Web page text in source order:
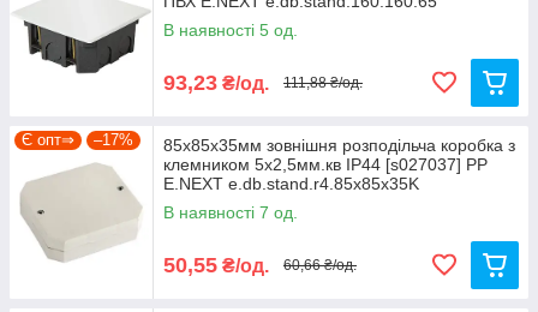
В наявності 5 од.
93,23 ₴/од. 111,88 ₴/од.
Є опт⇒ –17%
85х85х35мм зовнішня розподільча коробка з
клемником 5х2,5мм.кв IP44 [s027037] PP
E.NEXT e.db.stand.r4.85x85x35K
В наявності 7 од.
50,55 ₴/од. 60,66 ₴/од.